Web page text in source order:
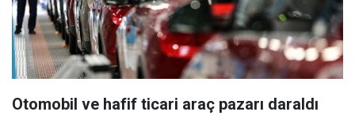
Otomobil ve hafif ticari araç pazarı daraldı